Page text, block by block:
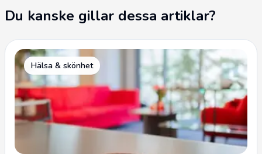
Du kanske gillar dessa artiklar?
Hälsa & skönhet